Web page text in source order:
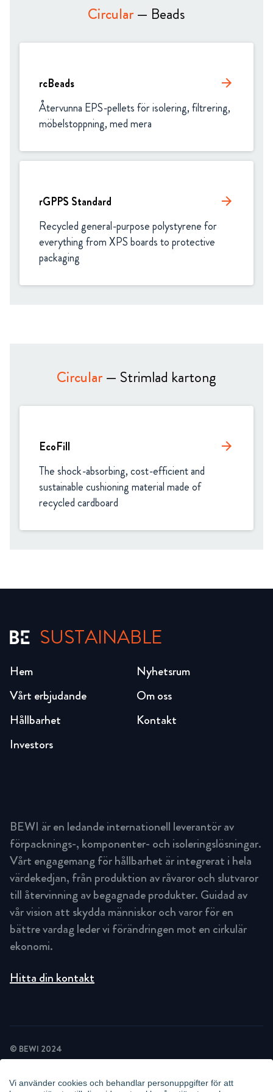
Vi använder cookies och behandlar personuppgifter för att
Circular— Beads
rcBeads arrow_forward
Återvunna EPS-pellets för isolering, filtrering,
möbelstoppning, med mera
rGPPS Standard arrow_forward
Recycled general-purpose polystyrene for
everything from XPS boards to protective
packaging
Circular— Strimlad kartong
EcoFill arrow_forward
The shock-absorbing, cost-efficient and
sustainable cushioning material made of
recycled cardboard
SUSTAINABLE
Hem
Vårt erbjudande
Hållbarhet
Investors
Nyhetsrum
Om oss
Kontakt
BEWI är en ledande internationell leverantör av
förpacknings-, komponenter- och isoleringslösningar.
Vårt engagemang för hållbarhet är integrerat i hela
värdekedjan, från produktion av råvaror och slutvaror
till återvinning av begagnade produkter. Guidad av
vår vision att skydda människor och varor för en
bättre vardag leder vi förändringen mot en cirkulär
ekonomi.
Hitta din kontakt
© BEWI 2024
COOKIEPOLICY